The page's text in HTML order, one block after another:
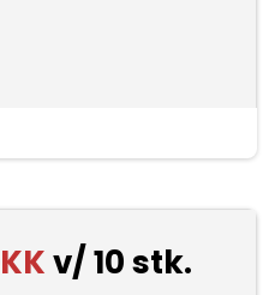
v/ 10 stk.